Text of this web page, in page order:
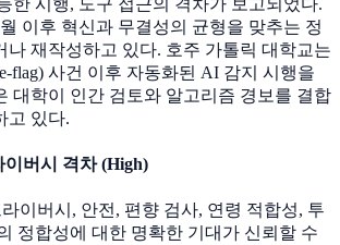
한 시행, 도구 접근의 격차가 보고되었다.
이후 혁신과 무결성의 균형을 맞추는 정
나 재작성하고 있다. 호주 가톨릭 대학교는
flag) 사건 이후 자동화된 AI 감지 시행을
대학이 인간 검토와 알고리즘 경보를 결합
고 있다.
버시 격차 (High)
이버시, 안전, 편향 검사, 연령 적합성, 투
정합성에 대한 명확한 기대가 신뢰할 수